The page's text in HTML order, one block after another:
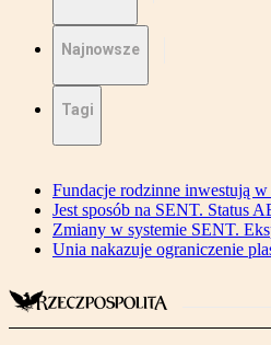
Najnowsze
Tagi
Fundacje rodzinne inwestują
Jest sposób na SENT. Status
Zmiany w systemie SENT.
Unia nakazuje ograniczenie